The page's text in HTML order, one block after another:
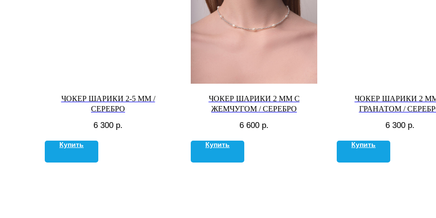
ЧОКЕР ШАРИКИ 2-5 ММ /
СЕРЕБРО
6 300 р.
Купить
ЧОКЕР ШАРИКИ 2 ММ С
ЖЕМЧУГОМ / СЕРЕБРО
6 600 р.
Купить
ЧОКЕР ШАРИКИ 2
ГРАНАТОМ /
6 300 р.
Купить